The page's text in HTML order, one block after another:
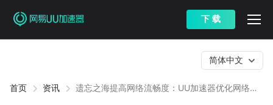
下 载
首页 资讯
遗忘之海提高网络流畅度：UU加速器优化网络指
简体中文